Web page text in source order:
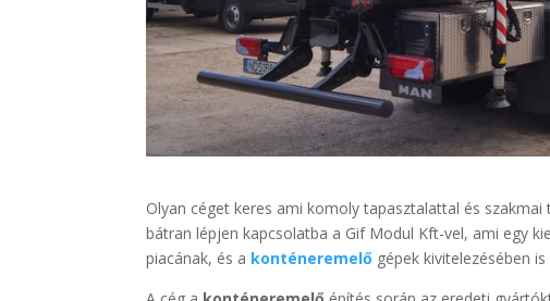
Olyan céget keres ami komoly tapasztalattal és szakmai
bátran lépjen kapcsolatba a Gif Modul Kft-vel, ami egy
piacának, és a konténeremelő gépek kivitelezésében